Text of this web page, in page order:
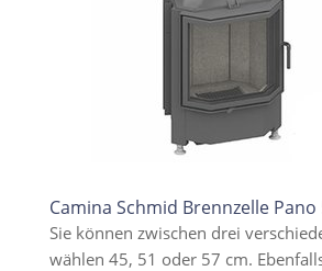
Camina Schmid Brennzelle Pano
Sie können zwischen drei
wählen 45, 51 oder 57 cm.